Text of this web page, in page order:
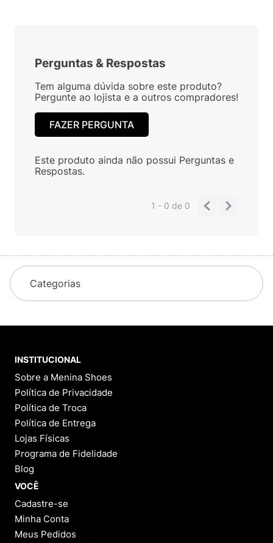
Perguntas & Respostas
Tem alguma dúvida sobre este produto?
Pergunte ao lojista e a outros compradores!
FAZER PERGUNTA
Este produto ainda não possui Perguntas e
Respostas.
1 - 0de 0
Categorias
INSTITUCIONAL
Sobre a Menina Shoes
Política de Privacidade
Política de Troca
Política de Entrega
Lojas Físicas
Programa de Fidelidade
Blog
VOCÊ
Cadastre-se
Minha Conta
Meus Pedidos